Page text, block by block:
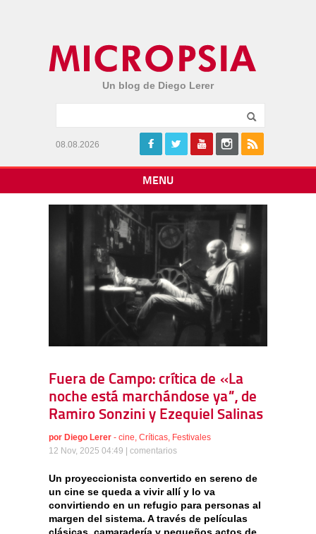
Un blog de Diego Lerer
08.08.2026
MENU
Fuera de Campo: crítica de «La
noche está marchándose ya”, de
Ramiro Sonzini y Ezequiel Salinas
por Diego Lerer - cine, Críticas, Festivales
12 Nov, 2025 04:49 | comentarios
Un proyeccionista convertido en sereno de
un cine se queda a vivir allí y lo va
convirtiendo en un refugio para personas al
margen del sistema. A través de películas